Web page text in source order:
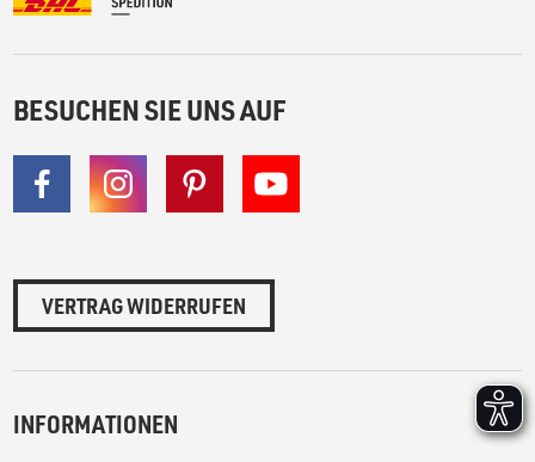
BESUCHEN SIE UNS AUF
VERTRAG WIDERRUFEN
INFORMATIONEN